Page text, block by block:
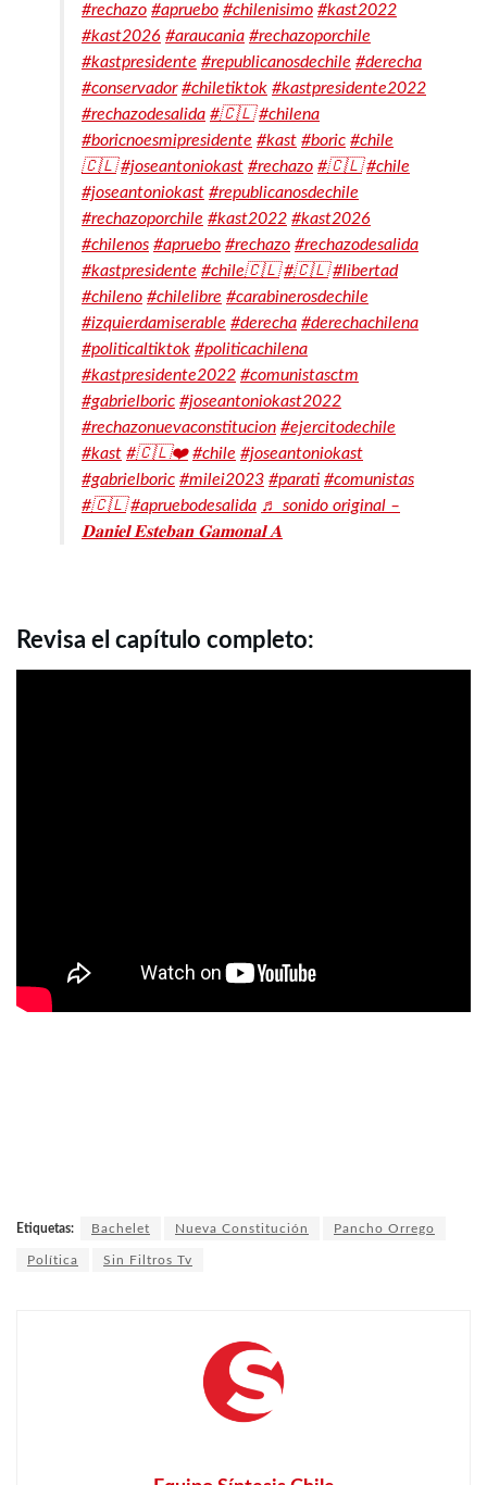
#rechazo #apruebo #chilenisimo #kast2022
#kast2026 #araucania #rechazoporchile
#kastpresidente #republicanosdechile #derecha
#conservador #chiletiktok #kastpresidente2022
#rechazodesalida #🇨🇱 #chilena
#boricnoesmipresidente #kast #boric #chile
🇨🇱 #joseantoniokast #rechazo #🇨🇱 #chile
#joseantoniokast #republicanosdechile
#rechazoporchile #kast2022 #kast2026
#chilenos #apruebo #rechazo #rechazodesalida
#kastpresidente #chile🇨🇱 #🇨🇱 #libertad
#chileno #chilelibre #carabinerosdechile
#izquierdamiserable #derecha #derechachilena
#politicaltiktok #politicachilena
#kastpresidente2022 #comunistasctm
#gabrielboric #joseantoniokast2022
#rechazonuevaconstitucion #ejercitodechile
#kast #🇨🇱❤️ #chile #joseantoniokast
#gabrielboric #milei2023 #parati #comunistas
#🇨🇱 #apruebodesalida ♬ sonido original –
𝐃𝐚𝐧𝐢𝐞𝐥 𝐄𝐬𝐭𝐞𝐛𝐚𝐧 𝐆𝐚𝐦𝐨𝐧𝐚𝐥 𝐀
Revisa el capítulo completo:
Etiquetas: Bachelet Nueva Constitución Pancho Orrego
Política Sin Filtros Tv